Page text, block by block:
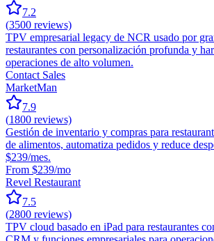
7.2
(3500 reviews)
TPV empresarial legacy de NCR usado por
restaurantes con personalización profunda y
operaciones de alto volumen.
Contact Sales
MarketMan
7.9
(1800 reviews)
Gestión de inventario y compras para
de alimentos, automatiza pedidos y reduce
$239/mes.
From $239/mo
Revel Restaurant
7.5
(2800 reviews)
TPV cloud basado en iPad para restaurantes